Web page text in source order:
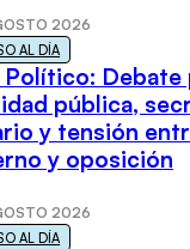
2026
AL DÍA
Político: Debate
pública,
y tensión
y oposición
2026
AL DÍA